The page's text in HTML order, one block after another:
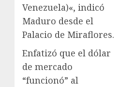
Venezuela)«, indicó
Maduro desde el
Palacio de Miraflores.
Enfatizó que el dólar
de mercado
“funcionó” al